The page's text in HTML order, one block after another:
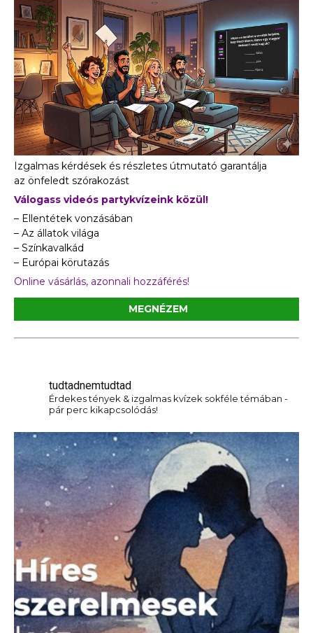
Izgalmas kérdések és részletes útmutató garantálja
az önfeledt szórakozást
Válogass videós partykvízeink közül!
– Ellentétek vonzásában
– Az állatok világa
– Színkavalkád
– Európai körutazás
Online vásárlás, azonnali hozzáférés!
MEGNÉZEM
tudtadnemtudtad
Érdekes tények & izgalmas kvízek sokféle témában -
pár perc kikapcsolódás!